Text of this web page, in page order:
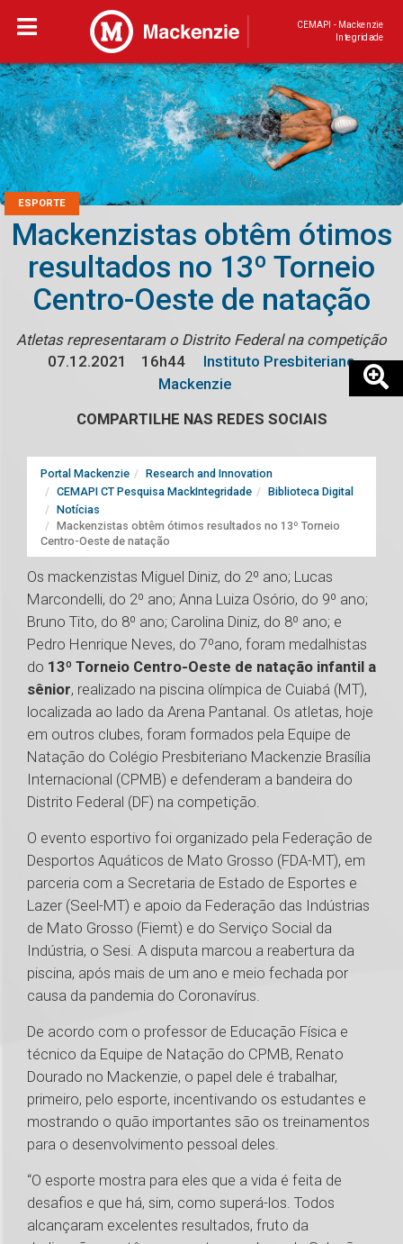
CEMAPI - Mackenzie
Integridade
ESPORTE
Mackenzistas obtêm ótimos
resultados no 13º Torneio
Centro-Oeste de natação
Atletas representaram o Distrito Federal na competição
07.12.2021
16h44
Instituto Presbiteriano
Mackenzie
COMPARTILHE NAS REDES SOCIAIS
Portal Mackenzie
Research and Innovation
CEMAPI CT Pesquisa MackIntegridade
Biblioteca Digital
Notícias
Mackenzistas obtêm ótimos resultados no 13º Torneio
Centro-Oeste de natação
Os mackenzistas Miguel Diniz, do 2º ano; Lucas
Marcondelli, do 2º ano; Anna Luiza Osório, do 9º ano;
Bruno Tito, do 8º ano; Carolina Diniz, do 8º ano; e
Pedro Henrique Neves, do 7ºano, foram medalhistas
do 13º Torneio Centro-Oeste de natação infantil a
sênior, realizado na piscina olímpica de Cuiabá (MT),
localizada ao lado da Arena Pantanal. Os atletas, hoje
em outros clubes, foram formados pela Equipe de
Natação do Colégio Presbiteriano Mackenzie Brasília
Internacional (CPMB) e defenderam a bandeira do
Distrito Federal (DF) na competição.
O evento esportivo foi organizado pela Federação de
Desportos Aquáticos de Mato Grosso (FDA-MT), em
parceria com a Secretaria de Estado de Esportes e
Lazer (Seel-MT) e apoio da Federação das Indústrias
de Mato Grosso (Fiemt) e do Serviço Social da
Indústria, o Sesi. A disputa marcou a reabertura da
piscina, após mais de um ano e meio fechada por
causa da pandemia do Coronavírus.
De acordo com o professor de Educação Física e
técnico da Equipe de Natação do CPMB, Renato
Dourado no Mackenzie, o papel dele é trabalhar,
primeiro, pelo esporte, incentivando os estudantes e
mostrando o quão importantes são os treinamentos
para o desenvolvimento pessoal deles.
“O esporte mostra para eles que a vida é feita de
desafios e que há, sim, como superá-los. Todos
alcançaram excelentes resultados, fruto da